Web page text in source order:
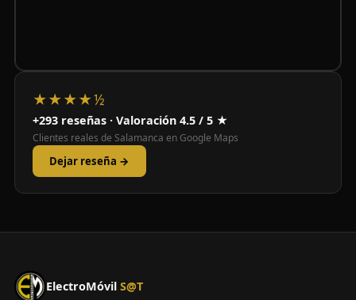
★★★★½
+293 reseñas · Valoración 4.5 / 5 ★
Clientes reales de Salamanca en Google Maps
Dejar reseña →
ElectroMóvil S@T